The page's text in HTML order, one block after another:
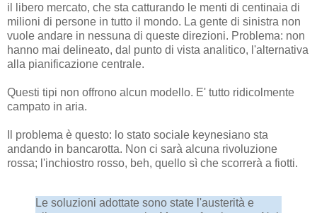
il libero mercato, che sta catturando le menti di centinaia di
milioni di persone in tutto il mondo. La gente di sinistra non
vuole andare in nessuna di queste direzioni. Problema: non
hanno mai delineato, dal punto di vista analitico, l'alternativa
alla pianificazione centrale.
Questi tipi non offrono alcun modello. E' tutto ridicolmente
campato in aria.
Il problema è questo: lo stato sociale keynesiano sta
andando in bancarotta. Non ci sarà alcuna rivoluzione
rossa; l'inchiostro rosso, beh, quello sì che scorrerà a fiotti.
Le soluzioni adottate sono state l'austerità e